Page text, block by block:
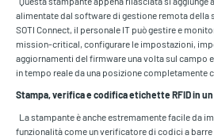
alimentate dal software di gestione remota della
SOTI Connect, il personale IT può gestire e
mission-critical, configurare le impostazioni,
aggiornamenti del firmware una volta sul campo
in tempo reale da una posizione completamente
Stampa, verifica e codifica etichette RFID in
La stampante è anche estremamente facile da
funzionalità come un verificatore di codici a